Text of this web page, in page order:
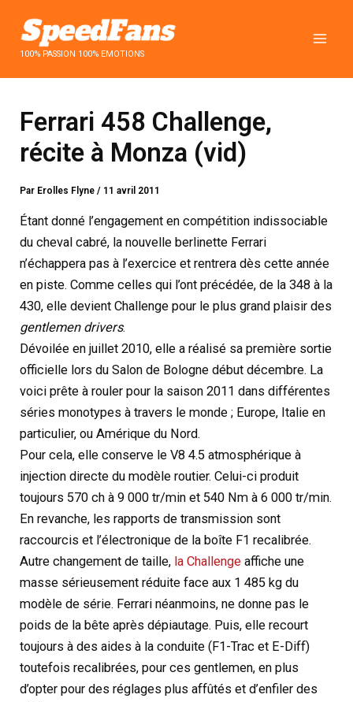
contenu100% PASSION 100% EMOTIONS
Ferrari 458 Challenge,
récite à Monza (vid)
Par Erolles Flyne/ 11 avril 2011
Étant donné l’engagement en compétition indissociable
du cheval cabré, la nouvelle berlinette Ferrari
n’échappera pas à l’exercice et rentrera dès cette année
en piste. Comme celles qui l’ont précédée, de la 348 à la
430, elle devient Challenge pour le plus grand plaisir des
gentlemen drivers.
Dévoilée en juillet 2010, elle a réalisé sa première sortie
officielle lors du Salon de Bologne début décembre. La
voici prête à rouler pour la saison 2011 dans différentes
séries monotypes à travers le monde ; Europe, Italie en
particulier, ou Amérique du Nord.
Pour cela, elle conserve le V8 4.5 atmosphérique à
injection directe du modèle routier. Celui-ci produit
toujours 570 ch à 9 000 tr/min et 540 Nm à 6 000 tr/min.
En revanche, les rapports de transmission sont
raccourcis et l’électronique de la boîte F1 recalibrée.
Autre changement de taille, la Challenge affiche une
masse sérieusement réduite face aux 1 485 kg du
modèle de série. Ferrari néanmoins, ne donne pas le
poids de la bête après dépiautage. Puis, elle recourt
toujours à des aides à la conduite (F1-Trac et E-Diff)
toutefois recalibrées, pour ces gentlemen, en plus
d’opter pour des réglages plus affûtés et d’enfiler des